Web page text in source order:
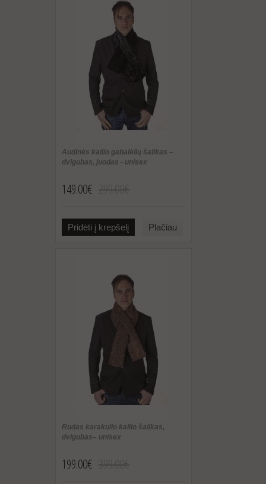
Audinės kailio gabalėlių šalikas –
dvigubas, juodas - unisex
149.00€
Pridėti į krepšelį Plačiau
Rudas karakulio kailio šalikas,
dvigubas– unisex
199.00€